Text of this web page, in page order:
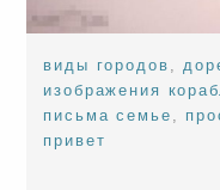
виды городов ,
изображения
письма семье ,
привет